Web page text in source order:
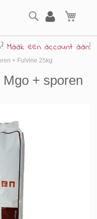
Zoek
Maak een account aan!
+ Fulvine 25kg
+ sporen